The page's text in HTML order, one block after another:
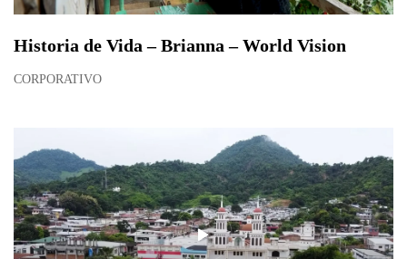
Historia de Vida – Brianna – World Vision
CORPORATIVO